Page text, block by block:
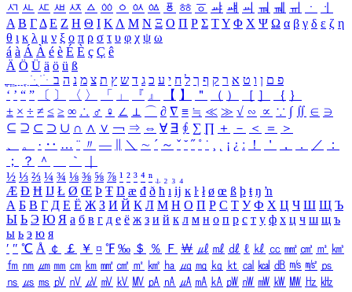
ㅺ ㅻ ㅼ ㅽ ㅾ ㅿ ㆀ ㆁ ㆂ ㆃ ㆄ ㆅ ㆆ ㆇ ㆈ ㆉ ㆊ ㆋ ㆌ ㆍ
ㆎ
Α Β ΓΔ Ε Ζ Η Θ Ι ΚΛ Μ Ν Ξ Ο Π Ρ Σ ΤΥ Φ Χ Ψ Ω α β γ δ ε ζ η
θ ι κ λ μ ν ξ ο π ρ σ τ υ φ χ ψ ω
á à Á À é è É È ç Ç ê
Ä Ö Ü ä ö ü ß
ִֶֹ ֻּ ׁׂ פ ם ן ו ט א ר ק ף ך ל ח י ע כ ג ד ש ץ ת צ מ נ ה ב
‘ ’ “ ” 〔 〕 〈 〉 「 」 『 』 【 】 ＂ （ ） ［ ］ ｛ ｝
± × ÷ ≠ ≤ ≥ ∞ ∴ ♂ ♀ ∠ ⊥ ⌒ ∂ ∇ ≡ ≒ ≪ ≫ √ ∽ ∝ ∵ ∫ ∬ ∈ ∋
⊆ ⊇ ⊂ ⊃ ∪ ∩ ∧ ∨ ￢ ⇒ ⇔ ∀ ∃ ∮ ∑ ∏ ＋ － ＜ ＝
＞
、
。 · ‥ … ¨ 〃 ― ＼ ∼ ´ ～ ˇ ˘ ˝ ˚ ˙ ¸ ¡ ¿ ː ！ ＇ ， ． ／
：
；
？ ＾ ｀
½ ⅓ ⅔ ¼ ¾ ⅛ ⅜ ⅝ ⅞ ¹ ² ³ ⁴ ⁿ ₁ ₂ ₃ ₄
Æ Ð Ħ Ĳ Ł Ø Œ Þ Ŧ Ŋ æ đ ð ħ ı ĳ ĸ ŀ ł ø œ ß þ ŧ ŋ ŉ
А Б В Г Д Е Ё Ж З И Й К Л М Н О П Р С Т У Ф Х Ц Ч Ш Щ Ъ
Ы Ь Э Ю Я а б в г д е ё ж з и й к л м н о п р с т у ф х ц ч ш щ ъ
ы ь э ю я
′ ″ ℃ Å ￠ ￡ ￥ ¤ ℉ ‰ ＄ ％ Ｆ ￦ ㎕ ㎖ ㎗ ℓ ㎘ ㏄ ㎣ ㎤ ㎥ ㎦
㎙ ㎚ ㎛ ㎜ ㎝ ㎞ ㎟ ㎠ ㎡ ㎢ ㏊ ㎍ ㎎ ㎏ ㏏ ㎈ ㎉ ㏈ ㎧ ㎨ ㎰
㎱ ㎲ ㎳ ㎴ ㎵ ㎶ ㎷ ㎸ ㎹ ㎀ ㎁ ㎂ ㎃ ㎄ ㎺ ㎻ ㎽ ㎾ ㎿ ㎐ ㎑